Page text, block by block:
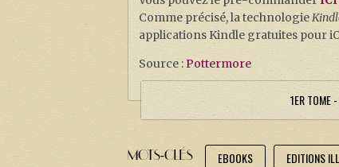
Comme précisé, la technologie
applications Kindle gratuites pour
Source :Pottermore
1ER TOME
MOTS-CLÉS EBOOKS EDITIONS